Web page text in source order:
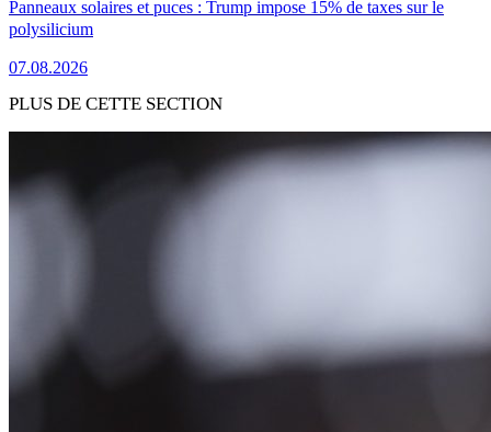
Panneaux solaires et puces : Trump impose 15% de taxes sur le
polysilicium
07.08.2026
PLUS DE CETTE SECTION